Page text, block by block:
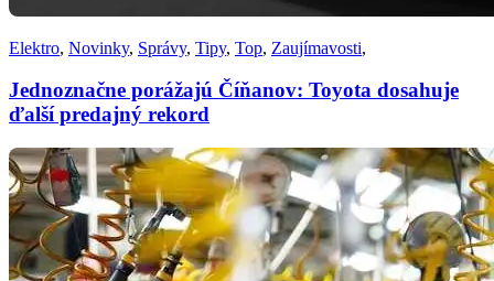
Elektro, Novinky, Správy, Tipy, Top, Zaujímavosti,
Jednoznačne porážajú Číňanov: Toyota dosahuje
ďalší predajný rekord